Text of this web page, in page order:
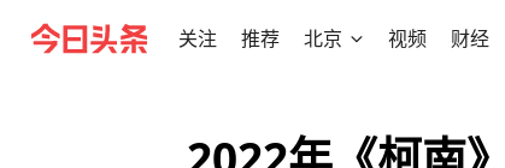
关注 推荐 北京 视频 财经